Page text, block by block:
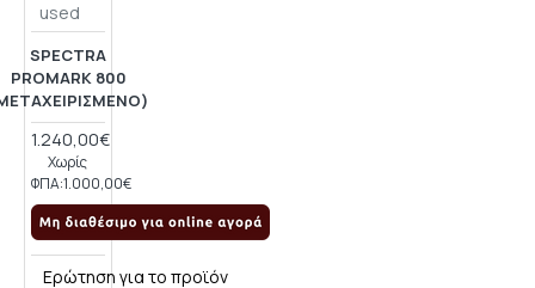
used
SPECTRA
PROMARK 800
1.240,00€
Χωρίς
ΦΠΑ:1.000,00€
Ερώτηση για το προϊόν